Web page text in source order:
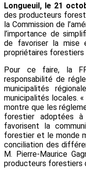
Longueuil, le 21
des producteurs
la Commission de
l’importance de
de favoriser la mise
propriétaires forestiers
Pour ce faire, la
responsabilité de
municipalités
municipalités locales. «
montre que les
forestier adoptées
favorisent la
forestier et le monde
conciliation des
M. Pierre-Maurice
producteurs forestiers